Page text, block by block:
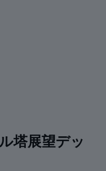
塔展望デッ